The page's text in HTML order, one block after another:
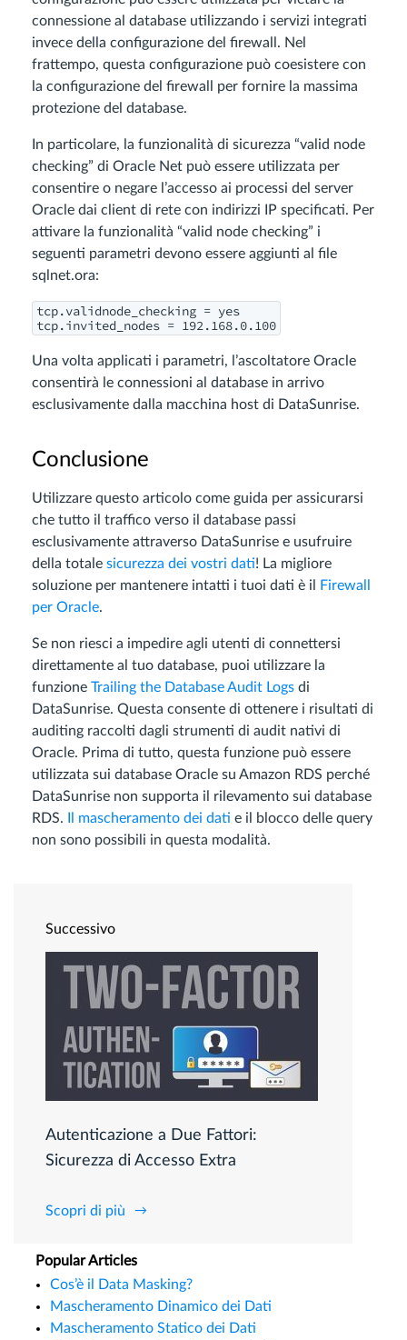
connessione al database utilizzando i servizi integrati
invece della configurazione del firewall. Nel
frattempo, questa configurazione può coesistere con
la configurazione del firewall per fornire la massima
protezione del database.
In particolare, la funzionalità di sicurezza “valid node
checking” di Oracle Net può essere utilizzata per
consentire o negare l’accesso ai processi del server
Oracle dai client di rete con indirizzi IP specificati. Per
attivare la funzionalità “valid node checking” i
seguenti parametri devono essere aggiunti al file
sqlnet.ora:
tcp.validnode_checking = yes
tcp.invited_nodes = 192.168.0.100
Una volta applicati i parametri, l’ascoltatore Oracle
consentirà le connessioni al database in arrivo
esclusivamente dalla macchina host di DataSunrise.
Conclusione
Utilizzare questo articolo come guida per assicurarsi
che tutto il traffico verso il database passi
esclusivamente attraverso DataSunrise e usufruire
della totale sicurezza dei vostri dati! La migliore
soluzione per mantenere intatti i tuoi dati è il
Firewall
per Oracle.
Se non riesci a impedire agli utenti di connettersi
direttamente al tuo database, puoi utilizzare la
funzione Trailing the Database Audit Logs di
DataSunrise. Questa consente di ottenere i risultati di
auditing raccolti dagli strumenti di audit nativi di
Oracle. Prima di tutto, questa funzione può essere
utilizzata sui database Oracle su Amazon RDS perché
DataSunrise non supporta il rilevamento sui database
RDS.
Il mascheramento dei dati e il blocco delle query
non sono possibili in questa modalità.
Successivo
Autenticazione a Due Fattori:
Sicurezza di Accesso Extra
Scopri di più
Popular Articles
Cos’è il Data Masking?
Mascheramento Dinamico dei Dati
Mascheramento Statico dei Dati